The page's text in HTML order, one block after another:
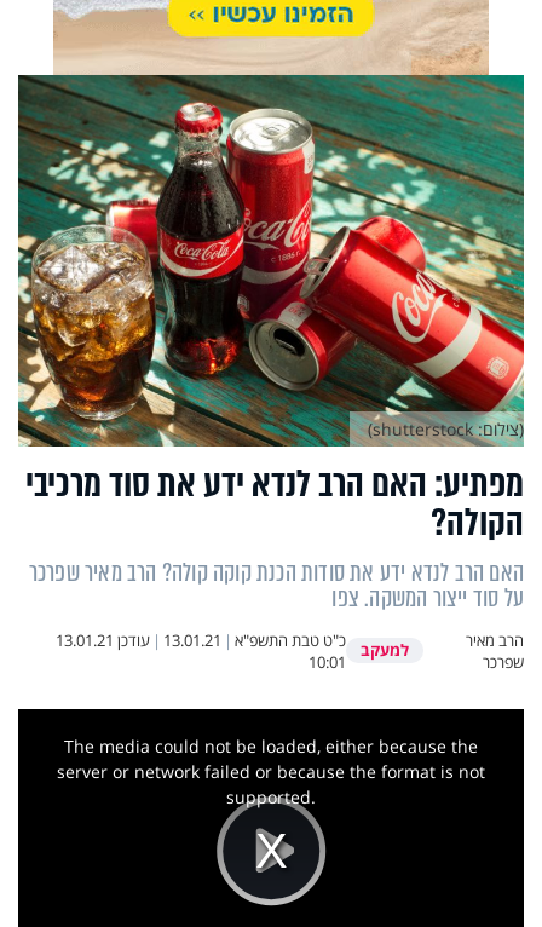
מפתיע: האם הרב לנדא ידע את סוד מרכיבי
הקולה?
האם הרב לנדא ידע את סודות הכנת קוקה קולה? הרב מאיר שפרכר
על סוד ייצור המשקה. צפו
הרב מאיר
שפרכר
למעקב כ"ט טבת התשפ"א |
13.01.21
| עודכן 13.01.21
10:01
(צילום: shutterstock)
This
The media could not be loaded, either because the
server or network failed or because the format is not
supported.